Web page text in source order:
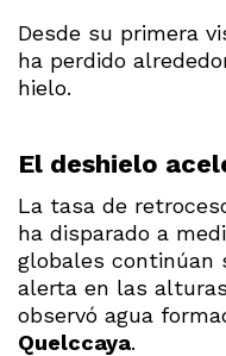
Desde su primera
ha perdido
hielo.
El deshielo
La tasa de
ha disparado a
globales continúan
alerta en las
observó agua
Quelccaya.